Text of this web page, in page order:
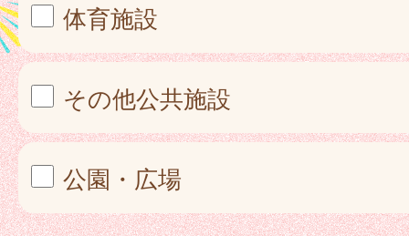
体育施設
その他公共施設
公園・広場